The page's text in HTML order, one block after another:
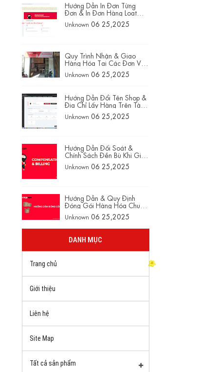
Hướng Dẫn In Đơn Từng
Đơn & In Đơn Hàng Loạt
Trên NinjaVan
Unknown 06 25,2025
Quy Trình Nhận & Giao
Hàng Hóa Tại Các Đơn Vị
Vận Chuyển Phổ Biến
Unknown 06 25,2025
Hướng Dẫn Đổi Tên Shop &
Địa Chỉ Lấy Hàng Trên Tài
Khoản NinjaVan
Unknown 06 25,2025
Hướng Dẫn Đối Soát &
Chính Sách Đền Bù Khi Giao
Hàng Qua NinjaVan
Unknown 06 25,2025
Hướng Dẫn & Quy Định
Đóng Gói Hàng Hóa Chuẩn
NinjaVan
Unknown 06 25,2025
DANH MỤC
Trang chủ
Giới thiệu
Liên hệ
Site Map
Tất cả sản phẩm